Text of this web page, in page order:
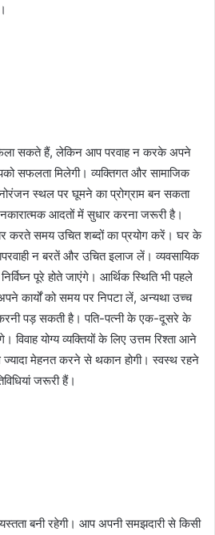
सकते हैं, लेकिन आप परवाह न करके अपने
सफलता मिलेगी। व्यक्तिगत और सामाजिक
स्थल पर घूमने का प्रोग्राम बन सकता
आदतों में सुधार करना जरूरी है।
करते समय उचित शब्दों का प्रयोग करें। घर के
न बरतें और उचित इलाज लें। व्यवसायिक
पूरे होते जाएंगे। आर्थिक स्थिति भी पहले
कार्यों को समय पर निपटा लें, अन्यथा उच्च
करनी पड़ सकती है। पति-पत्नी के एक-दूसरे के
योग्य व्यक्तियों के लिए उत्तम रिश्ता आने
ज्यादा मेहनत करने से थकान होगी। स्वस्थ रहने
जरूरी हैं।
बनी रहेगी। आप अपनी समझदारी से किसी